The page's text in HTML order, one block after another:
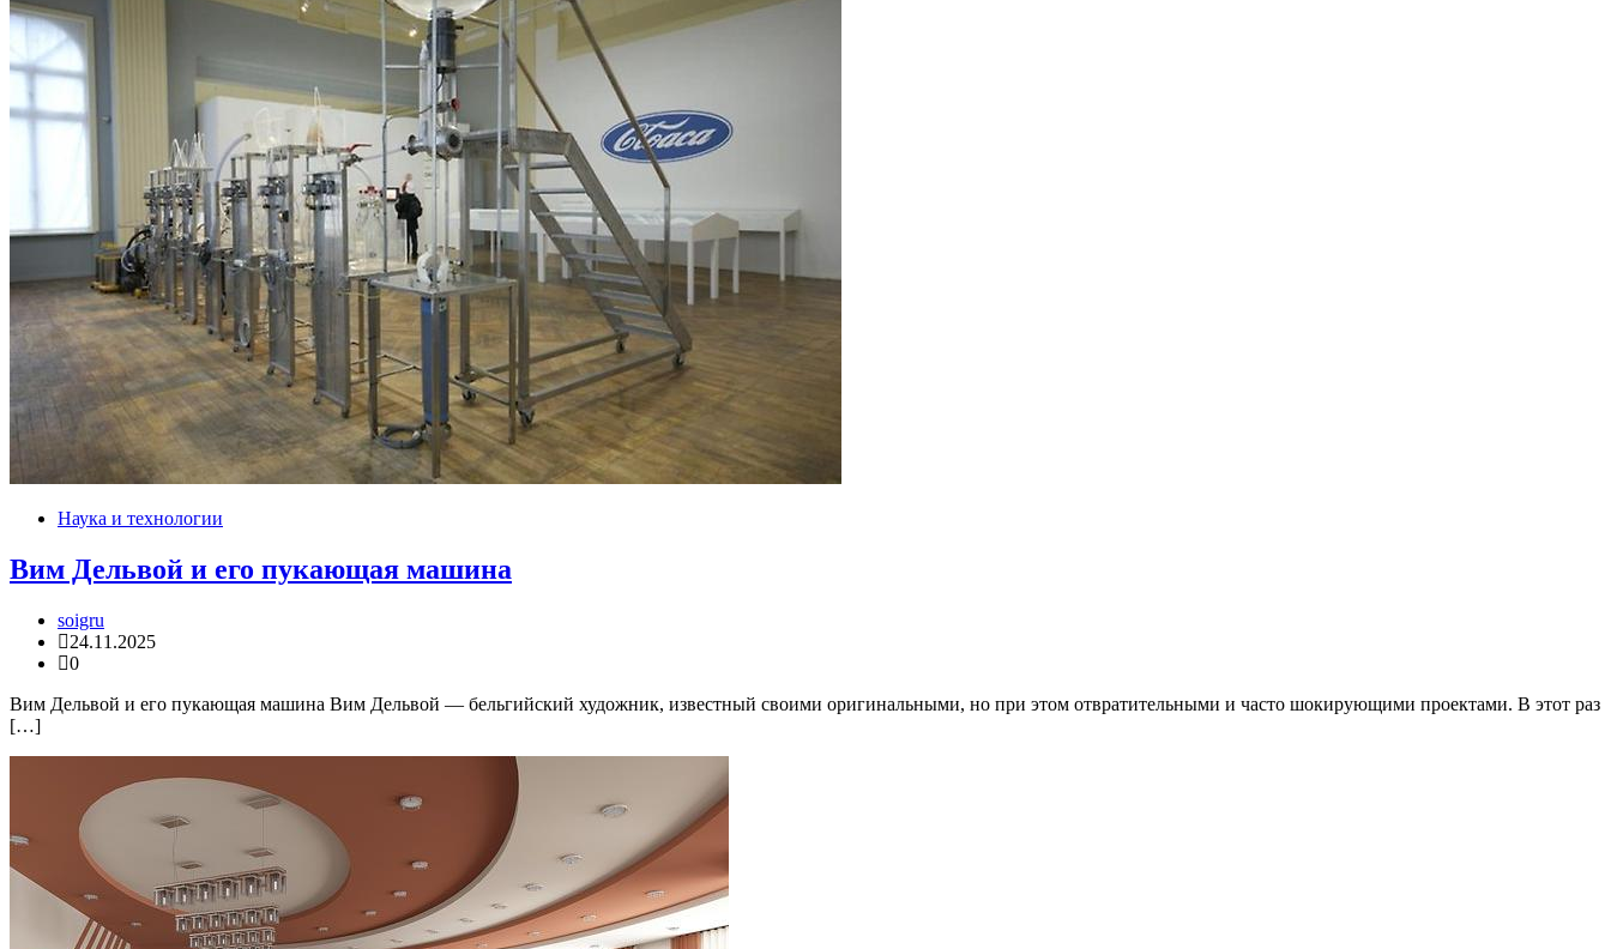
Наука и технологии
Вим Дельвой и его пукающая машина
soigru
24.11.2025
0
Вим Дельвой и его пукающая машина Вим Дельвой — бельгийский художник, известный своими оригинальными, но при этом отвратительными и часто шокирующими проектами. В этот раз
[…]